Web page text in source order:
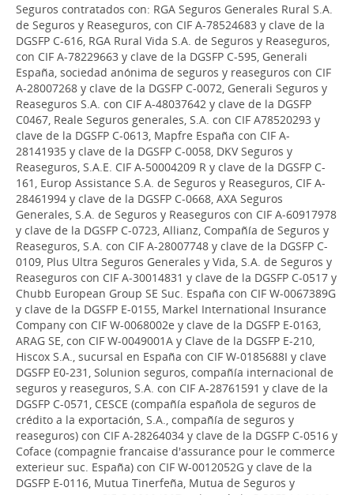
Seguros contratados con: RGA Seguros Generales Rural S.A.
de Seguros y Reaseguros, con CIF A-78524683 y clave de la
DGSFP C-616, RGA Rural Vida S.A. de Seguros y Reaseguros,
con CIF A-78229663 y clave de la DGSFP C-595, Generali
España, sociedad anónima de seguros y reaseguros con CIF
A-28007268 y clave de la DGSFP C-0072, Generali Seguros y
Reaseguros S.A. con CIF A-48037642 y clave de la DGSFP
C0467, Reale Seguros generales, S.A. con CIF A78520293 y
clave de la DGSFP C-0613, Mapfre España con CIF A-
28141935 y clave de la DGSFP C-0058, DKV Seguros y
Reaseguros, S.A.E. CIF A-50004209 R y clave de la DGSFP C-
161, Europ Assistance S.A. de Seguros y Reaseguros, CIF A-
28461994 y clave de la DGSFP C-0668, AXA Seguros
Generales, S.A. de Seguros y Reaseguros con CIF A-60917978
y clave de la DGSFP C-0723, Allianz, Compañía de Seguros y
Reaseguros, S.A. con CIF A-28007748 y clave de la DGSFP C-
0109, Plus Ultra Seguros Generales y Vida, S.A. de Seguros y
Reaseguros con CIF A-30014831 y clave de la DGSFP C-0517 y
Chubb European Group SE Suc. España con CIF W-0067389G
y clave de la DGSFP E-0155, Markel International Insurance
Company con CIF W-0068002e y clave de la DGSFP E-0163,
ARAG SE, con CIF W-0049001A y Clave de la DGSFP E-210,
Hiscox S.A., sucursal en España con CIF W-0185688I y clave
DGSFP E0-231, Solunion seguros, compañía internacional de
seguros y reaseguros, S.A. con CIF A-28761591 y clave de la
DGSFP C-0571, CESCE (compañía española de seguros de
crédito a la exportación, S.A., compañía de seguros y
reaseguros) con CIF A-28264034 y clave de la DGSFP C-0516 y
Coface (compagnie francaise d'assurance pour le commerce
exterieur suc. España) con CIF W-0012052G y clave de la
DGSFP E-0116, Mutua Tinerfeña, Mutua de Seguros y